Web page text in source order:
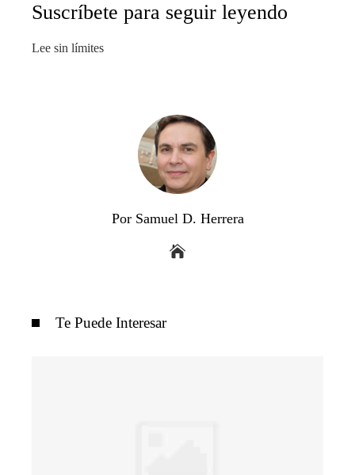
Suscríbete para seguir leyendo
Lee sin límites
Por Samuel D. Herrera
Te Puede Interesar